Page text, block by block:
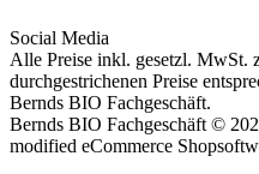
Social Media
Alle Preise inkl. gesetzl. MwSt.
durchgestrichenen Preise
Bernds BIO Fachgeschäft.
Bernds BIO Fachgeschäft ©
modified eCommerce